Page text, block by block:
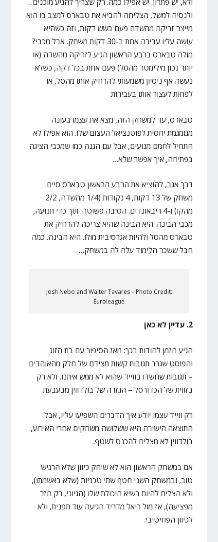
ולנסיה למשל, הצליחה להביא את טבארס למצב בו הוא
מייצר זריקה מהשדה פעם בשש דקות, וזה כשהיא
עושה עליו עבירה אחת ב-30 דקות משחק. אבל מכבי?
מולה טבארס ברבע הראשון הגיע לזריקה מהשדה (או
יותר נכון מילימטר מהסל) פעם אחת בכל דקה, כשלא
נעשה אף ניסיון משמעותי להרחיק אותו מהסל, או
לפחות לעצור אותו בעבירות.
טבארס, עד למשחק הזה, מצא את עצמו בעונה
מגומגמת יחסית לפוטנציאל העצום שלו. הוא אפילו לא
התחיל לחמם מנועים, אבל עם הגנה כמו שמכבי הציגה
בפתיחה, איך אפשר שלא…
דרך אגב, להוציא את הרבע הראשון טבארס סיים
משחק של 13 דקות, 4 נקודות (1/4 מהשדה, 2/2
מהקו) ו-4 ריבאונדים. הסיבה פשוטה: תוך כדי תנועה,
מכבי הבינה. היא הבינה שהיא צריכה להרחיק את
טבארס מהסל ולהיות אגרסיבית מולו. היא הבינה. כמה
חבל ששכר הלימוד עלה לה במשחק…
Josh Nebo and Walter Tavares – Photo Credit:
Euroleague
2. עדיין לא כאן
הגיע הזמן להודות בכך: מאז הסיפור עם בת הזוג
והפוסט שגרר תגובות קשות מצידם של חלק מהאוהדים
– תגובות שחשדו בווייד שהוא לא ממש איתנו, ולא רק
בזווית של הכדורסל – הגזרה של בולדווין מבעבעת.
רק ווייד עצמו יודע איך הדברים השפיעו עליו, אבל
התוצאה הישירה היא ששלושה משחקים אחרי האירוע,
בולדווין לא מצליח להכנס לשטף.
אם במשחק הראשון הוא לא שיחק כיוון שלא הרגיש
טוב, ובמשחק השני חטף שתי טכניות (שלא באשמתו),
ולא הצליח להיות בשיא היכולת שלו (הגיוני, רק חזר
מפציעה), אז מול ריאל מדריד הגיעה עוד תפנית, ולא
לכיוון הפוזיטיבי.